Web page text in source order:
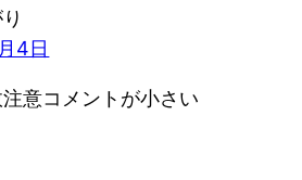
4日
意コメントが小さい